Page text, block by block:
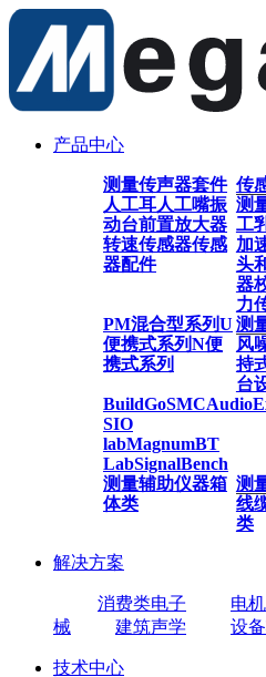
产品中心
传
测量传声器套件
人工耳人工嘴振
动台前置放大器
转速传感器传感
器配件
测
工
加
头
器
力
测
PM混合型系列U
便携式系列N便
携式系列
风
持
台
BuildGoSMC
SIO
labMagnumBT
LabSignalBench
测
测量辅助仪器箱
体类
线
类
解决方案
消费类电子 电机
械
建筑声学 设
技术中心